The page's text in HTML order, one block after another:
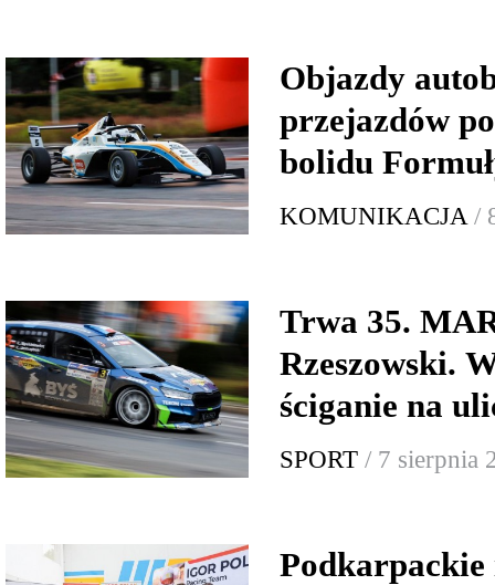
Objazdy
przejazdów
bolidu
KOMUNIKACJA /
Trwa 35.
Rzeszowski.
ściganie na
SPORT / 7 sierpnia
Podkarpackie